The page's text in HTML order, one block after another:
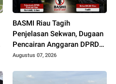
BASMI Riau Tagih
Penjelasan Sekwan, Dugaan
Pencairan Anggaran DPRD
Tanpa Prosedur Tuai
Augustus 07, 2026